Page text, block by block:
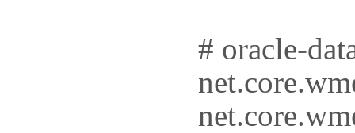
# oracle-